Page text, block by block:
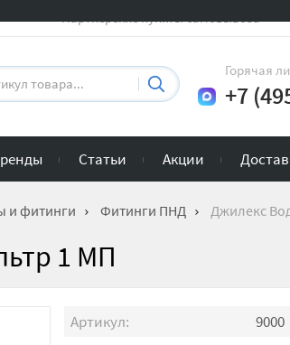
Партнерские пункты самовывоза
Горячая
+7
Статьи Акции
и фитинги Фитинги ПНД Джилекс
1 МП
Артикул:
9000